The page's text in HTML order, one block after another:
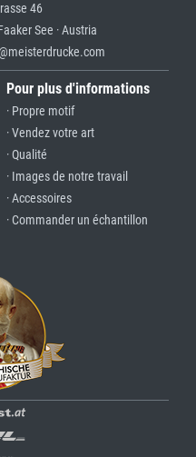
46
See · Austria
Pour plus d'informations
· Propre motif
· Vendez votre art
· Qualité
· Images de notre travail
· Accessoires
· Commander un échantillon